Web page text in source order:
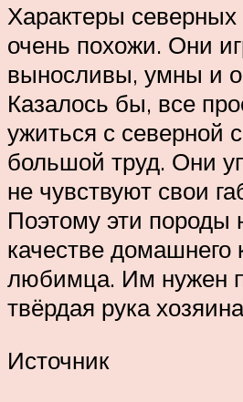
Характеры северных
очень похожи. Они
выносливы, умны и
Казалось бы, все
ужиться с северной
большой труд. Они
не чувствуют свои
Поэтому эти породы
качестве домашнего
любимца. Им нужен
твёрдая рука
Источник